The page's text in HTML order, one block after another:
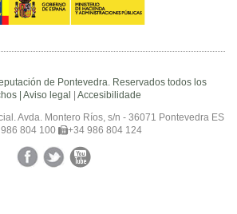
de Pontevedra. Reservados todos los
| Aviso legal | Accesibilidade
Avda. Montero Ríos, s/n - 36071 Pontevedra ES
804 100
+34 986 804 124
FacebookTwitterYouTube